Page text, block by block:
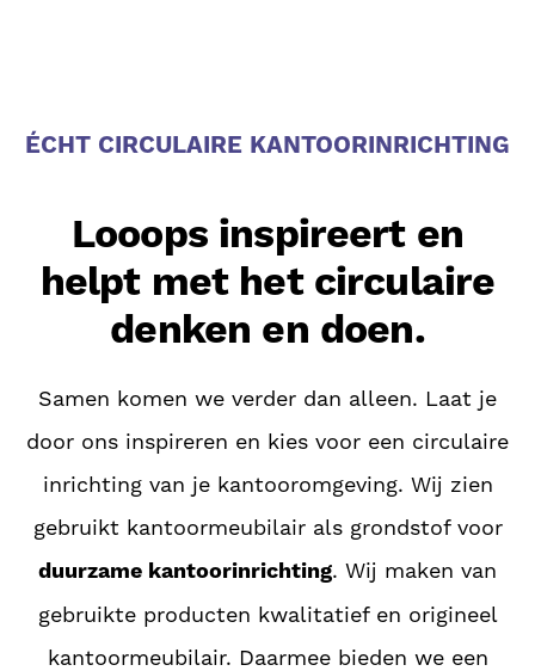
ÉCHT CIRCULAIRE KANTOORINRICHTING
Looops inspireert en
helpt met het circulaire
denken en doen.
Samen komen we verder dan alleen. Laat je
door ons inspireren en kies voor een circulaire
inrichting van je kantooromgeving. Wij zien
gebruikt kantoormeubilair als grondstof voor
duurzame kantoorinrichting. Wij maken van
gebruikte producten kwalitatief en origineel
kantoormeubilair. Daarmee bieden we een